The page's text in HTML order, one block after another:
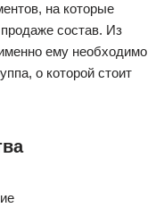
на которые
состав. Из
ему необходимо
о которой стоит